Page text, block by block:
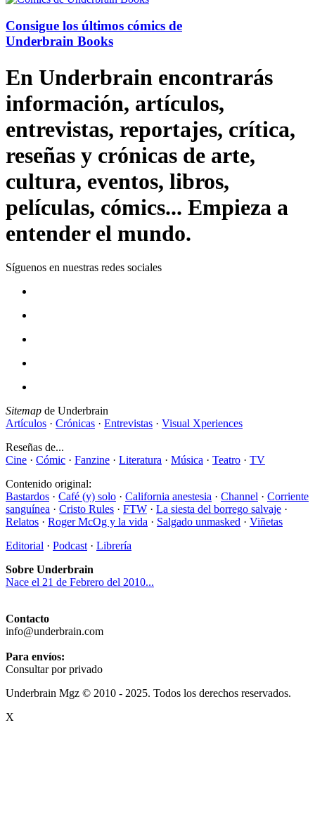
Consigue los últimos cómics de
Underbrain Books
En Underbrain encontrarás
información, artículos,
entrevistas, reportajes, crítica,
reseñas y crónicas de arte,
cultura, eventos, libros,
películas, cómics... Empieza a
entender el mundo.
Síguenos en nuestras redes sociales
Sitemap de Underbrain
Artículos · Crónicas · Entrevistas · Visual Xperiences
Reseñas de...
Cine · Cómic · Fanzine · Literatura · Música · Teatro · TV
Contenido original:
Bastardos · Café (y) solo · California anestesia · Channel · Corriente
sanguínea · Cristo Rules · FTW · La siesta del borrego salvaje ·
Relatos · Roger McOg y la vida · Salgado unmasked · Viñetas
Editorial · Podcast · Librería
Sobre Underbrain
Nace el 21 de Febrero del 2010...
Contacto
info@underbrain.com
Para envíos:
Consultar por privado
Underbrain Mgz © 2010 - 2025. Todos los derechos reservados.
X